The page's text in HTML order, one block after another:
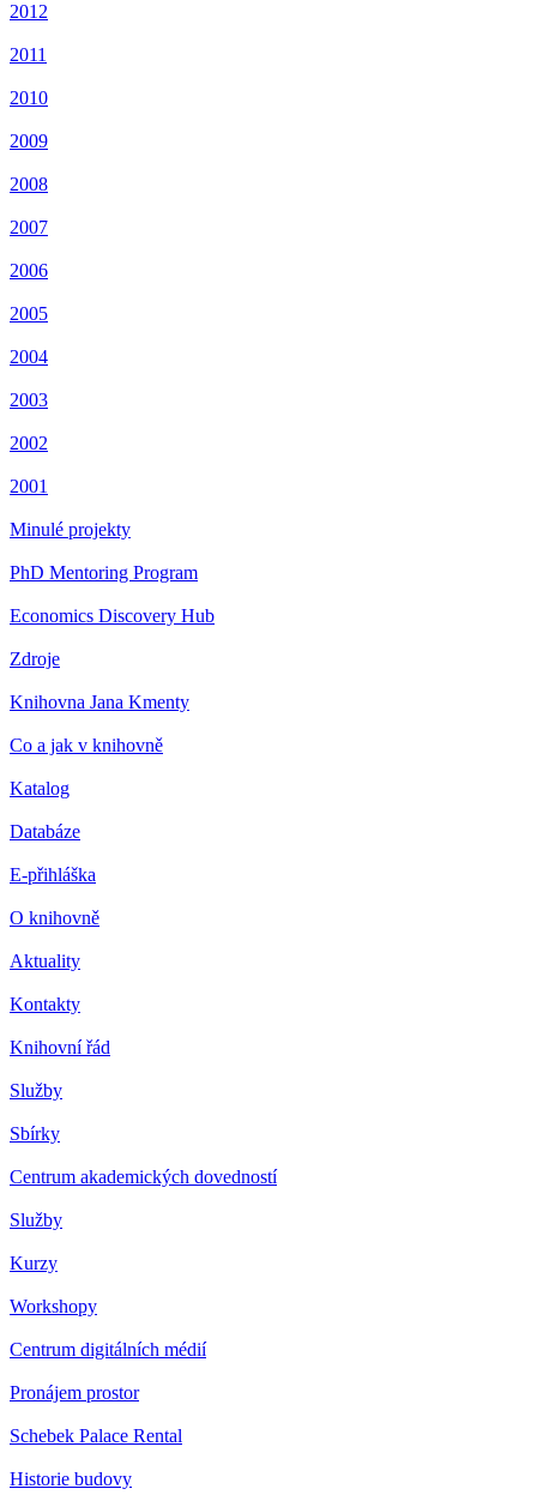
2012
2011
2010
2009
2008
2007
2006
2005
2004
2003
2002
2001
Minulé projekty
PhD Mentoring Program
Economics Discovery Hub
Zdroje
Knihovna Jana Kmenty
Co a jak v knihovně
Katalog
Databáze
E-přihláška
O knihovně
Aktuality
Kontakty
Knihovní řád
Služby
Sbírky
Centrum akademických dovedností
Služby
Kurzy
Workshopy
Centrum digitálních médií
Pronájem prostor
Schebek Palace Rental
Historie budovy